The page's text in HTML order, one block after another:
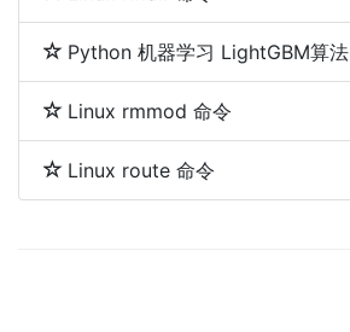
Python 机器学习 LightGBM算法
Linux rmmod 命令
Linux route 命令